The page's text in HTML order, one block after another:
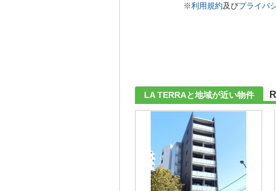
※利用規約及びプライバ
LA TERRAと地域が近い物件